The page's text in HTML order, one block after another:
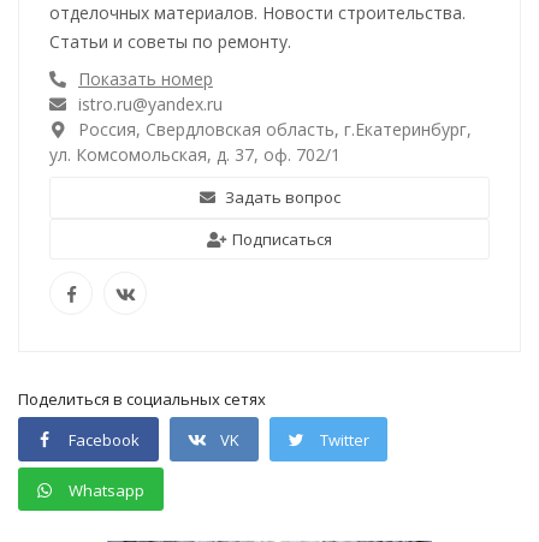
отделочных материалов. Новости строительства.
Статьи и советы по ремонту.
Показать номер
istro.ru@yandex.ru
Россия, Свердловская область, г.Екатеринбург,
ул. Комсомольская, д. 37, оф. 702/1
Задать вопрос
Подписаться
Поделиться в социальных сетях
Facebook
VK Twitter
Whatsapp